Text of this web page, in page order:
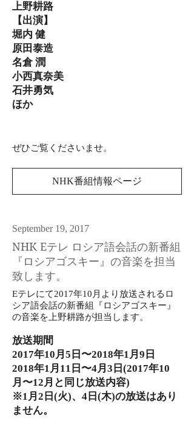
上野耕路
【出演】
堀内 健
原田泰造
名倉 潤
小西真奈美
石井勇気
ほか
ぜひご覧くださいませ。
NHK番組情報ページ
September 19, 2017
NHK Eテレ ロシア語会話の新番組
『ロシアゴスキー』の音楽を担当
致します。
​Eテレにて2017年10月より放送されるロ
シア語会話の新番組『ロシアゴスキー』
の音楽を上野耕路が担当します。
放送期間
2017年10月5日〜2018年1月9日
2018年1月11日〜4月3日(2017年10
月〜12月と同じ放送内容)
※1月2日(火)、4日(木)の放送はあり
ません。